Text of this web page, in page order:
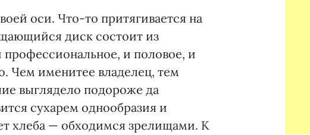
оси. Что-то притягивается на
диск состоит из
профессиональное, и половое, и
Чем именитее владелец, тем
выглядело подороже да
сухарем однообразия и
хлеба — обходимся зрелищами. К